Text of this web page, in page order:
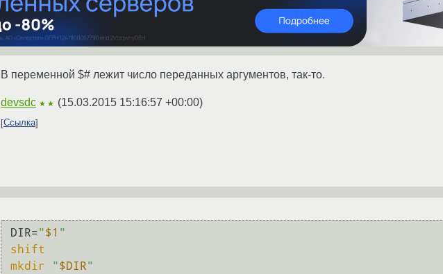
В переменной $# лежит число переданных аргументов, так-то.
devsdc ★★ (15.03.2015 15:16:57 +00:00)
Ссылка
DIR="$1 "
shift
mkdir
"$DIR"